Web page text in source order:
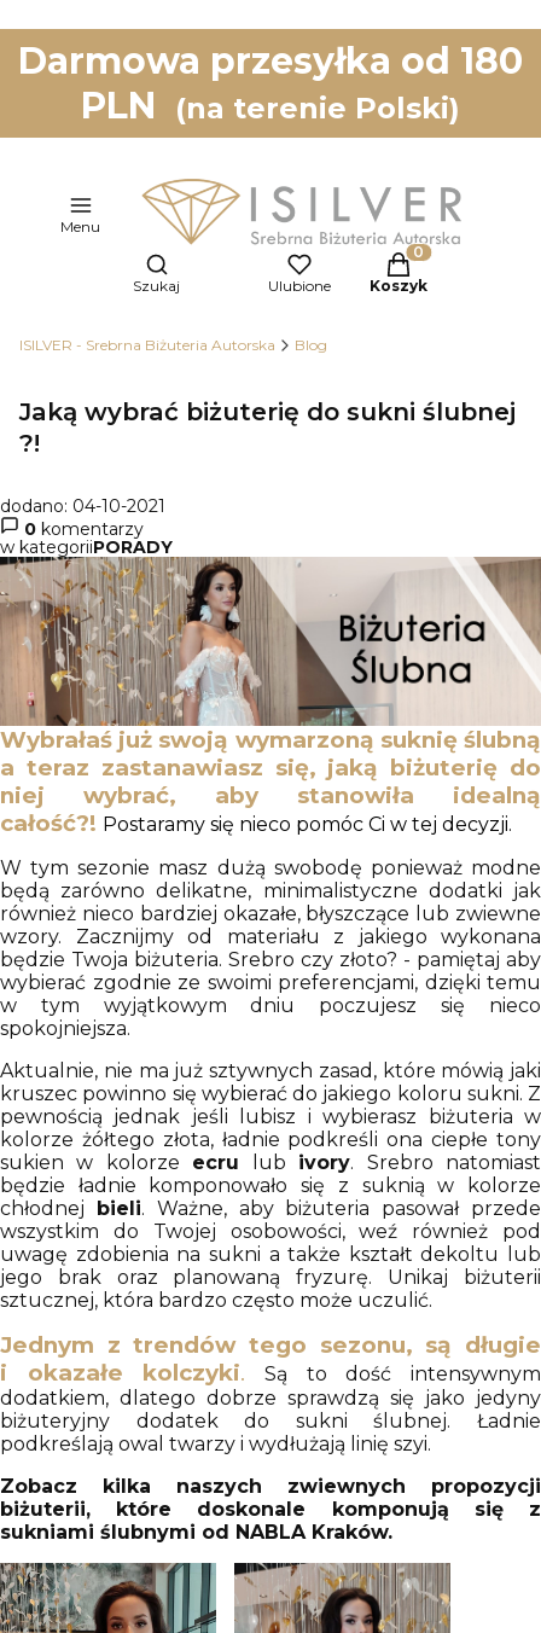
Darmowa przesyłka od 180
PLN
(na terenie Polski)
Menu
Otwórz wyszukiwarkę
Szukaj Ulubione
Produkty w
Koszyk
ISILVER - Srebrna Biżuteria Autorska Blog
Jaką wybrać biżuterię do sukni ślubnej
?!
dodano: 04-10-2021
0 komentarzy
w kategoriiPORADY
Wybrałaś już swoją wymarzoną suknię ślubną
a teraz zastanawiasz się, jaką biżuterię do
niej wybrać, aby stanowiła idealną
całość?! Postaramy się nieco pomóc Ci w tej decyzji.
W tym sezonie masz dużą swobodę ponieważ modne
będą zarówno delikatne, minimalistyczne dodatki jak
również nieco bardziej okazałe, błyszczące lub zwiewne
wzory. Zacznijmy od materiału z jakiego wykonana
będzie Twoja biżuteria. Srebro czy złoto? - pamiętaj aby
wybierać zgodnie ze swoimi preferencjami, dzięki temu
w tym wyjątkowym dniu poczujesz się nieco
spokojniejsza.
Aktualnie, nie ma już sztywnych zasad, które mówią jaki
kruszec powinno się wybierać do jakiego koloru sukni. Z
pewnością jednak jeśli lubisz i wybierasz biżuteria w
kolorze żółtego złota, ładnie podkreśli ona ciepłe tony
sukien w kolorze ecru lub ivory. Srebro natomiast
będzie ładnie komponowało się z suknią w kolorze
chłodnej bieli. Ważne, aby biżuteria pasował przede
wszystkim do Twojej osobowości, weź również pod
uwagę zdobienia na sukni a także kształt dekoltu lub
jego brak oraz planowaną fryzurę. Unikaj biżuterii
sztucznej, która bardzo często może uczulić.
Jednym z trendów tego sezonu, są długie
i okazałe kolczyki. Są to dość intensywnym
dodatkiem, dlatego dobrze sprawdzą się jako jedyny
biżuteryjny dodatek do sukni ślubnej. Ładnie
podkreślają owal twarzy i wydłużają linię szyi.
Zobacz kilka naszych zwiewnych propozycji
biżuterii, które doskonale komponują się z
sukniami ślubnymi od NABLA Kraków.